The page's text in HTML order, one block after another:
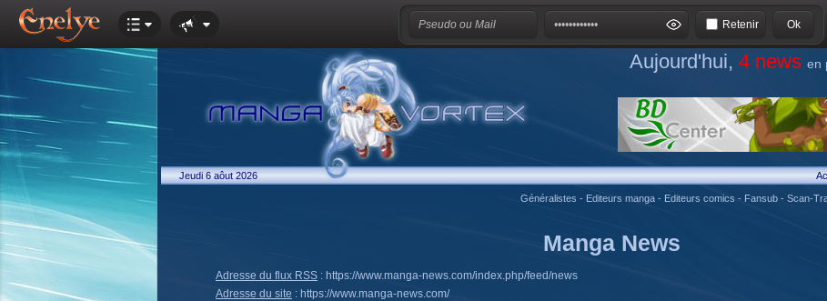
Retenir
Aujourd'hui, 4 news en
Jeudi 6 aôut 2026
Généralistes - Editeurs manga - Editeurs comics - Fansub - Scan-
Manga News
Adresse du flux RSS : https://www.manga-news.com/index.php/feed/news
Adresse du site : https://www.manga-news.com/